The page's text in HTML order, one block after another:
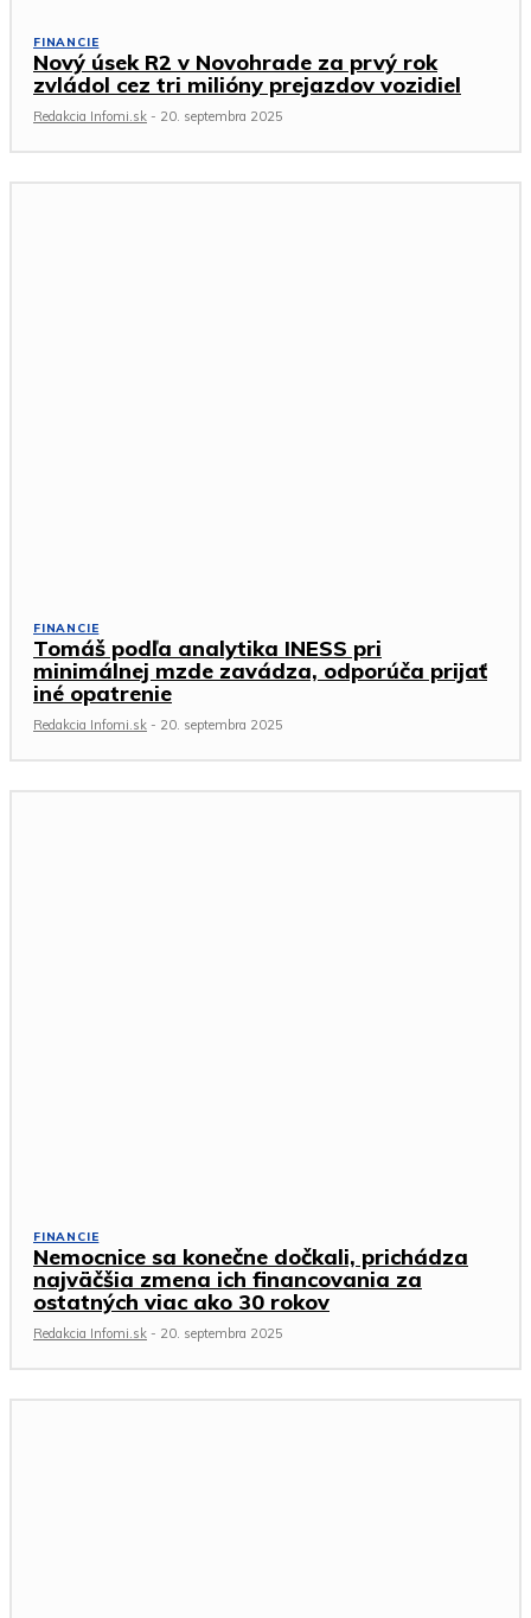
FINANCIE
Nový úsek R2 v Novohrade za prvý rok
zvládol cez tri milióny prejazdov vozidiel
Redakcia Infomi.sk - 20. septembra 2025
FINANCIE
Tomáš podľa analytika INESS pri
minimálnej mzde zavádza, odporúča prijať
iné opatrenie
Redakcia Infomi.sk - 20. septembra 2025
FINANCIE
Nemocnice sa konečne dočkali, prichádza
najväčšia zmena ich financovania za
ostatných viac ako 30 rokov
Redakcia Infomi.sk - 20. septembra 2025